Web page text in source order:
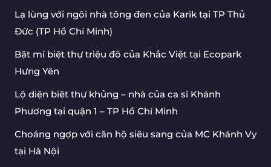
Lạ lùng với ngôi nhà tông đen của Karik tại TP Thủ
Đức (TP Hồ Chí Minh)
Bật mí biệt thự triệu đô của Khắc Việt tại Ecopark
Hưng Yên
Lộ diện biệt thự khủng – nhà của ca sĩ Khánh
Phương tại quận 1 – TP Hồ Chí Minh
Choáng ngợp với căn hộ siêu sang của MC Khánh Vy
tại Hà Nội